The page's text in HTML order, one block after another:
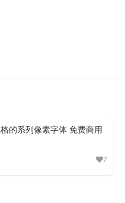
的系列像素字体 免费商用
7